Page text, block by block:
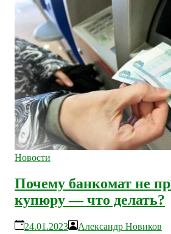
Новости
Почему банкомат не
купюру — что делать?
24.01.2023
Александр Новиков